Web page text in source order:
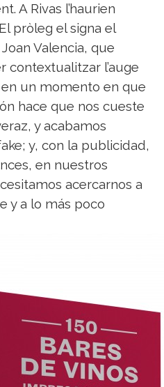
A Rivas l’haurien
pròleg el signa el
Valencia, que
contextualitzar l’auge
en un momento en que
hace que nos cueste
y acabamos
y, con la publicidad,
en nuestros
acercarnos a
y a lo más poco